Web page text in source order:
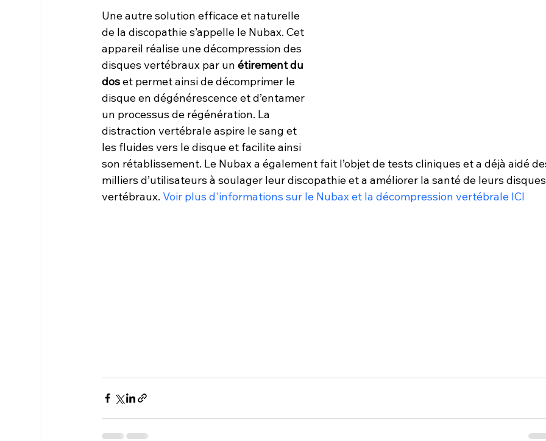
Une autre solution efficace et naturelle
de la discopathie s’appelle le Nubax. Cet
appareil réalise une décompression des
disques vertébraux par un étirement du
dos et permet ainsi de décomprimer le
disque en dégénérescence et d’entamer
un processus de régénération. La
distraction vertébrale aspire le sang et
les fluides vers le disque et facilite ainsi
son rétablissement. Le Nubax a également fait l’objet de tests cliniques et a déjà aidé
milliers d’utilisateurs à soulager leur discopathie et a améliorer la santé de leurs
vertébraux. Voir plus d'informations sur le Nubax et la décompression vertébrale ICI